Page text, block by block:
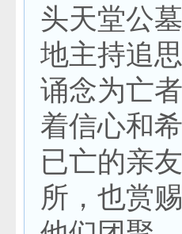
头天堂公
地主持追
诵念为亡
着信心和
已亡的亲
所，也赏